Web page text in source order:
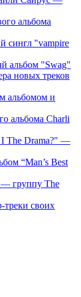
альбома
сингл "vampire
альбом "Swag"
новых треков
альбомом и
альбома Charli
I The Drama?" —
“Man’s Best
— группу The
своих